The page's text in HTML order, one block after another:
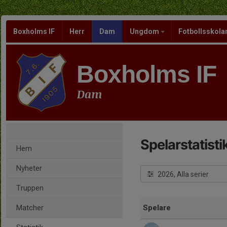
Boxholms IF Herr Dam Ungdom
Boxholms IF
Dam
Hem
Nyheter
Truppen
Matcher
2026, Alla serier
Spelare